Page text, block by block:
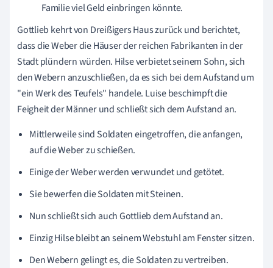
Familie viel Geld einbringen könnte.
Gottlieb kehrt von Dreißigers Haus zurück und berichtet,
dass die Weber die Häuser der reichen Fabrikanten in der
Stadt plündern würden. Hilse verbietet seinem Sohn, sich
den Webern anzuschließen, da es sich bei dem Aufstand um
"ein Werk des Teufels" handele. Luise beschimpft die
Feigheit der Männer und schließt sich dem Aufstand an.
Mittlerweile sind Soldaten eingetroffen, die anfangen,
auf die Weber zu schießen.
Einige der Weber werden verwundet und getötet.
Sie bewerfen die Soldaten mit Steinen.
Nun schließt sich auch Gottlieb dem Aufstand an.
Einzig Hilse bleibt an seinem Webstuhl am Fenster sitzen.
Den Webern gelingt es, die Soldaten zu vertreiben.